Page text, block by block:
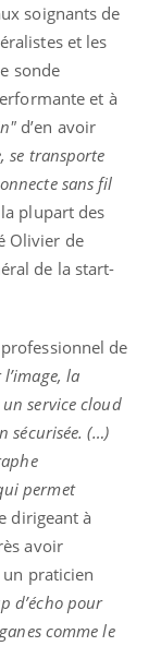
soignants de
et les
sonde
et à
d’en avoir
se transporte
sans fil
plupart des
Olivier de
de la start-
de
la
service cloud
sécurisée. (…)
permet
dirigeant à
avoir
praticien
d’écho pour
comme le